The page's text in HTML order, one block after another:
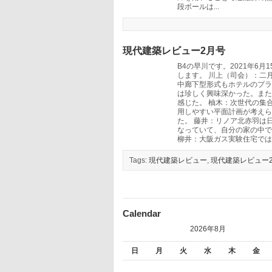
段ボールは...
現代建築レビュー2月号
B4の早川です。2021年6月
します。 川上（司会）：二
中廊下型形式もホテルのプ
は珍しく興味深かった。ま
感じた。 柚木：次世代の集
用しやすい平面計画が考え
た。 藤井：リノア北赤羽は
なっていて、自分の家の中
柳井：大阪ガス実験住宅で
Tags: 現代建築レビュー, 現代建築レビュー
Calendar
2026年8月
日 月 火 水 木 金